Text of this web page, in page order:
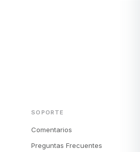
SOPORTE
Comentarios
Preguntas Frecuentes